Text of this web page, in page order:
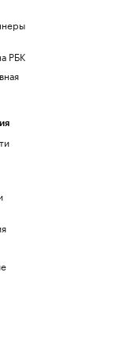
РБК